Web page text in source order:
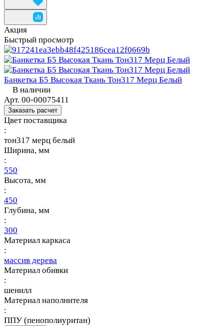
Акция
Быстрый просмотр
Банкетка Б5 Высокая Ткань Тон317 Мерц Белый
В наличии
Арт. 00-00075411
Заказать расчет
Цвет поставщика
:
тон317 мерц белый
Ширина, мм
:
550
Высота, мм
:
450
Глубина, мм
:
300
Материал каркаса
:
массив дерева
Материал обивки
:
шенилл
Материал наполнителя
:
ППУ (пенополиуритан)